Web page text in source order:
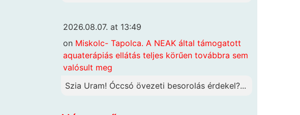
2026.08.07. at 13:49
on Miskolc- Tapolca. A NEAK által támogatott
aquaterápiás ellátás teljes körűen továbbra sem
valósult meg
Szia Uram! Óccsó övezeti besorolás érdekel?...